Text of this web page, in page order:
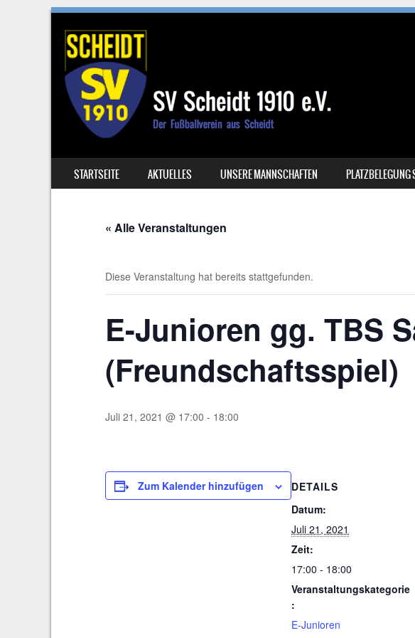
MENU
SKIP TO CONTENT
STARTSEITE AKTUELLES UNSERE MANNSCHAFTEN PLATZBELEGUNG
« Alle Veranstaltungen
Diese Veranstaltung hat bereits stattgefunden.
E-Junioren gg. TBS
(Freundschaftsspiel)
Juli 21, 2021 @ 17:00 - 18:00
Zum Kalender hinzufügen
DETAILS
Datum:
Juli 21, 2021
Zeit:
17:00 - 18:00
Veranstaltungskategorie
:
E-Junioren